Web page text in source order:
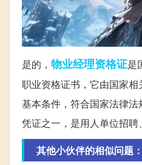
是的， 物业经理资格证是
职业资格证书，它由国家
基本条件，符合国家法律
凭证之一，是用人单位招聘
其他小伙伴的相似问题：